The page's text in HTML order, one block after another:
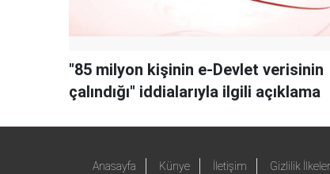
"85 milyon kişinin e-Devlet verisinin
çalındığı" iddialarıyla ilgili açıklama
Anasayfa Künye İletişim Gizlilik